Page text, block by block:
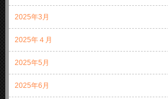
2025年3月
2025年４月
2025年5月
2025年6月